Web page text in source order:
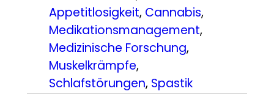
Appetitlosigkeit, Cannabis
Medikationsmanagement
Medizinische Forschung
Muskelkrämpfe
Schlafstörungen, Spastik